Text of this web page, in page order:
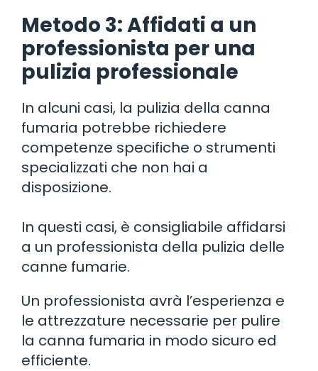
Metodo 3: Affidati a un
professionista per una
pulizia professionale
In alcuni casi, la pulizia della canna
fumaria potrebbe richiedere
competenze specifiche o strumenti
specializzati che non hai a
disposizione.
In questi casi, è consigliabile affidarsi
a un professionista della pulizia delle
canne fumarie.
Un professionista avrà l’esperienza e
le attrezzature necessarie per pulire
la canna fumaria in modo sicuro ed
efficiente.